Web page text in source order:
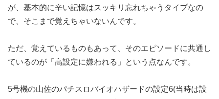
が、基本的に辛い記憶はスッキリ忘れちゃうタイプなの
で、そこまで覚えちゃいないんです。
ただ、覚えているものもあって、そのエピソードに共通し
ているのが「高設定に嫌われる」という点なんです。
5号機の山佐のパチスロバイオハザードの設定6(当時は設